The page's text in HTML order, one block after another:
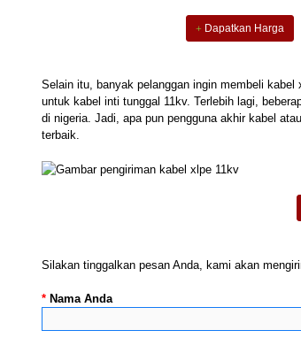
Dapatkan Harga
Selain itu, banyak pelanggan ingin membeli
untuk kabel inti tunggal 11kv. Terlebih lagi,
di nigeria. Jadi, apa pun pengguna akhir kabel
terbaik.
Silakan tinggalkan pesan Anda, kami akan
* Nama Anda